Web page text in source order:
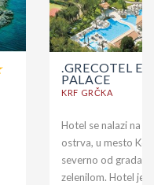
.GRECOTEL
PALACE
KRF GRČKA
Hotel se nalazi na
ostrva, u mesto
severno od grada
zelenilom. Hotel je